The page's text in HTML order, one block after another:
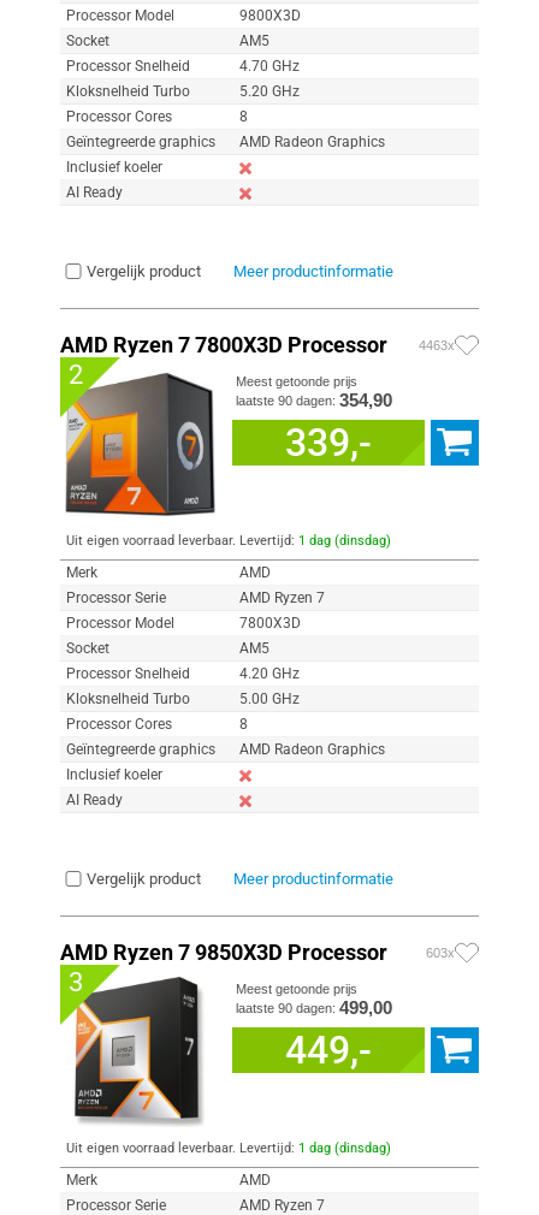
Processor Model
9800X3D
Socket
AM5
Processor Snelheid
4.70 GHz
Kloksnelheid Turbo
5.20 GHz
Processor Cores
8
Geïntegreerde graphics
AMD Radeon Graphics
Inclusief koeler
AI Ready
Vergelijk product Meer productinformatie
AMD Ryzen 7 7800X3D Processor 4463x
2
Meest getoonde prijs
laatste 90 dagen: 354,90
339,-
Uit eigen voorraad leverbaar. Levertijd: 1 dag (dinsdag)
Merk
AMD
Processor Serie
AMD Ryzen 7
Processor Model
7800X3D
Socket
AM5
Processor Snelheid
4.20 GHz
Kloksnelheid Turbo
5.00 GHz
Processor Cores
8
Geïntegreerde graphics
AMD Radeon Graphics
Inclusief koeler
AI Ready
Vergelijk product Meer productinformatie
AMD Ryzen 7 9850X3D Processor 603x
3
Meest getoonde prijs
laatste 90 dagen: 499,00
449,-
Uit eigen voorraad leverbaar. Levertijd: 1 dag (dinsdag)
Merk
AMD
Processor Serie
AMD Ryzen 7